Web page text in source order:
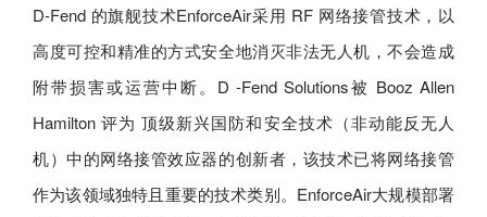
D-Fend 的旗舰技术EnforceAir采用 RF 网络接管技术，以
高度可控和精准的方式安全地消灭非法无人机，不会造成
附带损害或运营中断。D -Fend Solutions被 Booz Allen
Hamilton 评为 顶级新兴国防和安全技术（非动能反无人
机）中的网络接管效应器的创新者，该技术已将网络接管
作为该领域独特且重要的技术类别。EnforceAir大规模部署